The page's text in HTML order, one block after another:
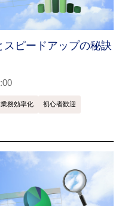
ピードアップの秘訣
業務効率化 初心者歓迎